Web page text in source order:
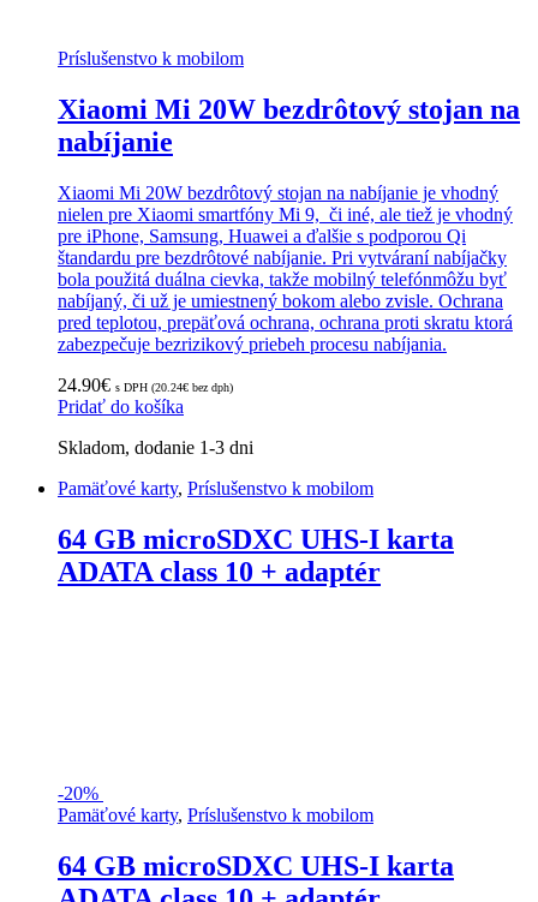
Príslušenstvo k mobilom
Xiaomi Mi 20W bezdrôtový stojan na
nabíjanie
Xiaomi Mi 20W bezdrôtový stojan na nabíjanie je vhodný
nielen pre Xiaomi smartfóny Mi 9, či iné, ale tiež je vhodný
pre iPhone, Samsung, Huawei a ďalšie s podporou Qi
štandardu pre bezdrôtové nabíjanie. Pri vytváraní nabíjačky
bola použitá duálna cievka, takže mobilný telefónmôžu byť
nabíjaný, či už je umiestnený bokom alebo zvisle. Ochrana
pred teplotou, prepäťová ochrana, ochrana proti skratu ktorá
zabezpečuje bezrizikový priebeh procesu nabíjania.
24.90€ s DPH (20.24€ bez dph)
Pridať do košíka
Skladom, dodanie 1-3 dni
Pamäťové karty, Príslušenstvo k mobilom
64 GB microSDXC UHS-I karta
ADATA class 10 + adaptér
-20%
Pamäťové karty, Príslušenstvo k mobilom
64 GB microSDXC UHS-I karta